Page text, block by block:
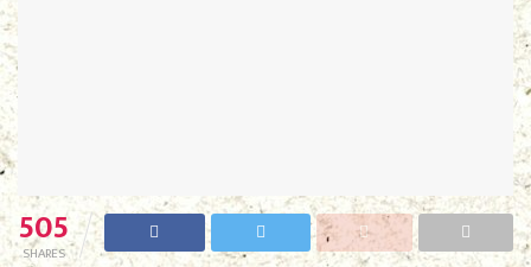
505
SHARES